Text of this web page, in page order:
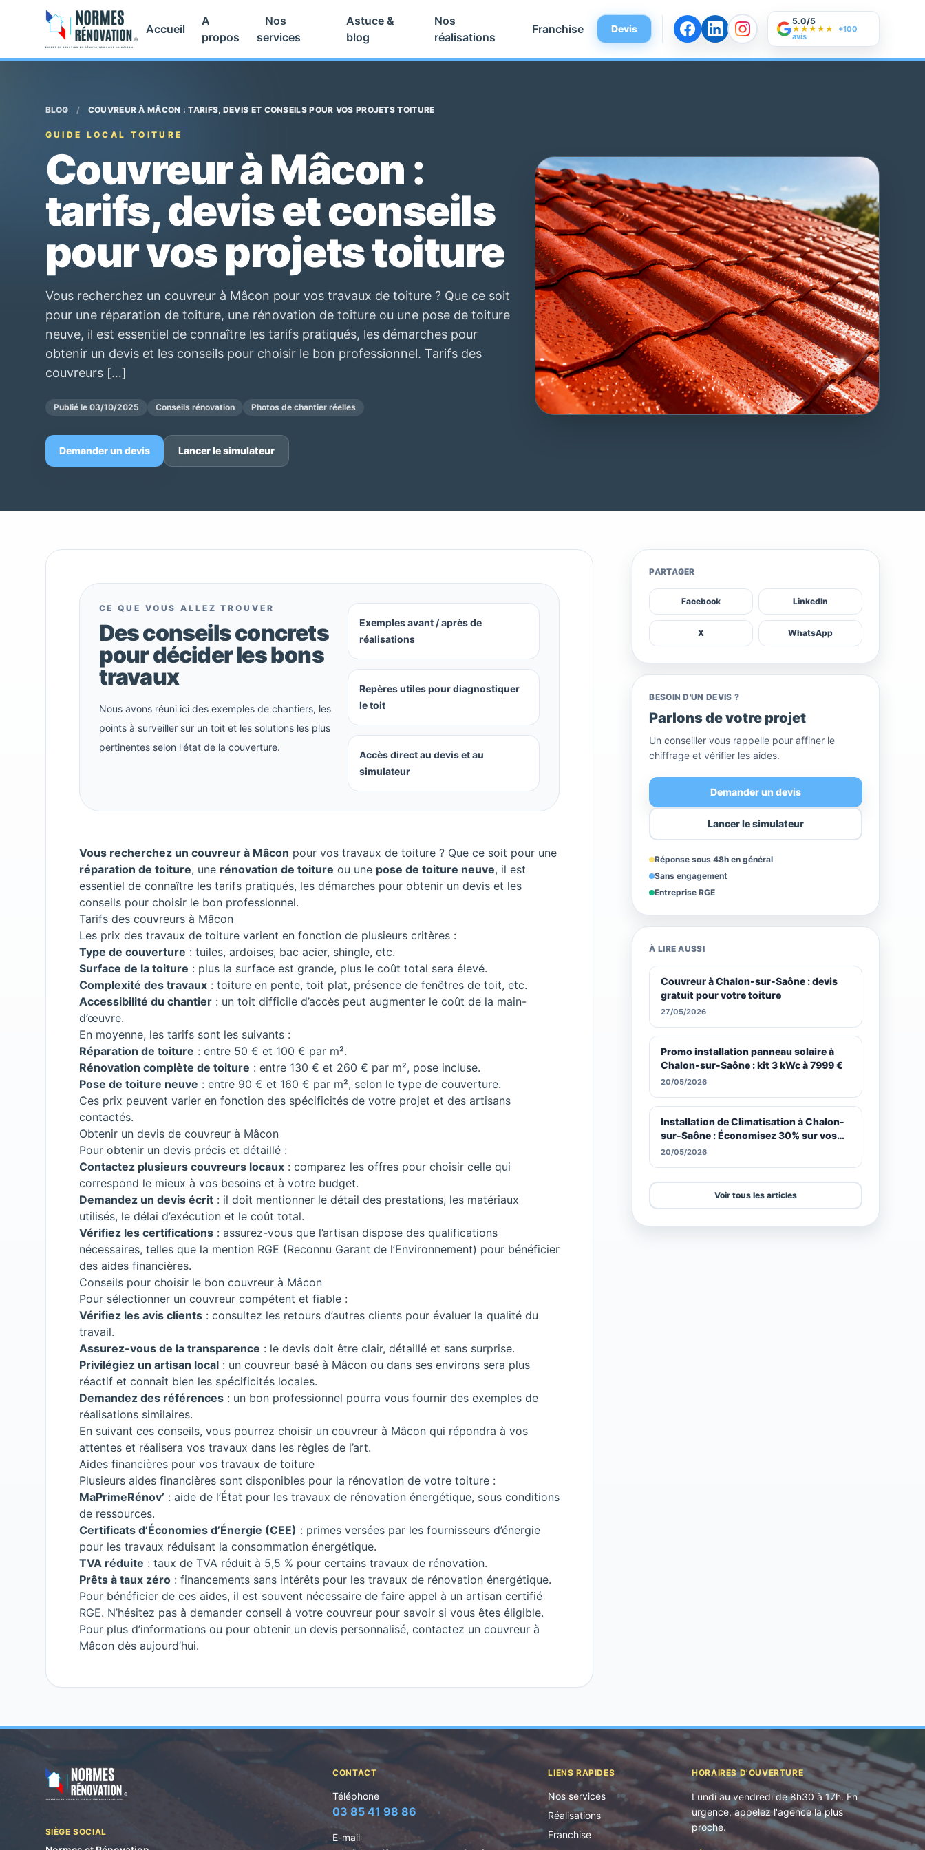
Accueil
A
propos
Nos
services
Astuce &
blog
Nos
réalisations
Franchise Devis
5.0/5
★★★★★ +100
avis
BLOG / COUVREUR À MÂCON : TARIFS, DEVIS ET CONSEILS POUR VOS PROJETS TOITURE
GUIDE LOCAL TOITURE
Couvreur à Mâcon :
tarifs, devis et conseils
pour vos projets toiture
Vous recherchez un couvreur à Mâcon pour vos travaux de toiture ? Que ce soit
pour une réparation de toiture, une rénovation de toiture ou une pose de toiture
neuve, il est essentiel de connaître les tarifs pratiqués, les démarches pour
obtenir un devis et les conseils pour choisir le bon professionnel. Tarifs des
couvreurs […]
Publié le 03/10/2025 Conseils rénovation Photos de chantier réelles
Demander un devis Lancer le simulateur
CE QUE VOUS ALLEZ TROUVER
Des conseils concrets
pour décider les bons
travaux
Nous avons réuni ici des exemples de chantiers, les
points à surveiller sur un toit et les solutions les plus
pertinentes selon l'état de la couverture.
Exemples avant / après de
réalisations
Repères utiles pour diagnostiquer
le toit
Accès direct au devis et au
simulateur
Vous recherchez un couvreur à Mâcon pour vos travaux de toiture ? Que ce soit pour une
réparation de toiture, une rénovation de toiture ou une pose de toiture neuve, il est
essentiel de connaître les tarifs pratiqués, les démarches pour obtenir un devis et les
conseils pour choisir le bon professionnel.
Tarifs des couvreurs à Mâcon
Les prix des travaux de toiture varient en fonction de plusieurs critères :
Type de couverture : tuiles, ardoises, bac acier, shingle, etc.
Surface de la toiture : plus la surface est grande, plus le coût total sera élevé.
Complexité des travaux: toiture en pente, toit plat, présence de fenêtres de toit, etc.
Accessibilité du chantier: un toit difficile d’accès peut augmenter le coût de la main-
d’œuvre.
En moyenne, les tarifs sont les suivants :
Réparation de toiture : entre 50 € et 100 € par m².
Rénovation complète de toiture : entre 130 € et 260 € par m², pose incluse.
Pose de toiture neuve : entre 90 € et 160 € par m², selon le type de couverture.
Ces prix peuvent varier en fonction des spécificités de votre projet et des artisans
contactés.
Obtenir un devis de couvreur à Mâcon
Pour obtenir un devis précis et détaillé :
Contactez plusieurs couvreurs locaux: comparez les offres pour choisir celle qui
correspond le mieux à vos besoins et à votre budget.
Demandez un devis écrit: il doit mentionner le détail des prestations, les matériaux
utilisés, le délai d’exécution et le coût total.
Vérifiez les certifications: assurez-vous que l’artisan dispose des qualifications
nécessaires, telles que la mention RGE (Reconnu Garant de l’Environnement) pour bénéficier
des aides financières.
Conseils pour choisir le bon couvreur à Mâcon
Pour sélectionner un couvreur compétent et fiable :
Vérifiez les avis clients: consultez les retours d’autres clients pour évaluer la qualité du
travail.
Assurez-vous de la transparence : le devis doit être clair, détaillé et sans surprise.
Privilégiez un artisan local: un couvreur basé à Mâcon ou dans ses environs sera plus
réactif et connaît bien les spécificités locales.
Demandez des références: un bon professionnel pourra vous fournir des exemples de
réalisations similaires.
En suivant ces conseils, vous pourrez choisir un couvreur à Mâcon qui répondra à vos
attentes et réalisera vos travaux dans les règles de l’art.
Aides financières pour vos travaux de toiture
Plusieurs aides financières sont disponibles pour la rénovation de votre toiture :
MaPrimeRénov’ : aide de l’État pour les travaux de rénovation énergétique, sous conditions
de ressources.
Certificats d’Économies d’Énergie (CEE) : primes versées par les fournisseurs d’énergie
pour les travaux réduisant la consommation énergétique.
TVA réduite : taux de TVA réduit à 5,5 % pour certains travaux de rénovation.
Prêts à taux zéro: financements sans intérêts pour les travaux de rénovation énergétique.
Pour bénéficier de ces aides, il est souvent nécessaire de faire appel à un artisan certifié
RGE. N’hésitez pas à demander conseil à votre couvreur pour savoir si vous êtes éligible.
Pour plus d’informations ou pour obtenir un devis personnalisé, contactez un couvreur à
Mâcon dès aujourd’hui.
PARTAGER
Facebook LinkedIn
X WhatsApp
BESOIN D'UN DEVIS ?
Parlons de votre projet
Un conseiller vous rappelle pour affiner le
chiffrage et vérifier les aides.
Demander un devis
Lancer le simulateur
Réponse sous 48h en général
Sans engagement
Entreprise RGE
À LIRE AUSSI
Couvreur à Chalon-sur-Saône : devis
gratuit pour votre toiture
27/05/2026
Promo installation panneau solaire à
Chalon-sur-Saône : kit 3 kWc à 7999 €
20/05/2026
Installation de Climatisation à Chalon-
sur-Saône : Économisez 30% sur vos
Factures
20/05/2026
Voir tous les articles
SIÈGE SOCIAL
CONTACT
Téléphone
03 85 41 98 86
E-mail
LIENS RAPIDES
Nos services
Réalisations
Franchise
HORAIRES D'OUVERTURE
Lundi au vendredi de 8h30 à 17h. En
urgence, appelez l'agence la plus
proche.